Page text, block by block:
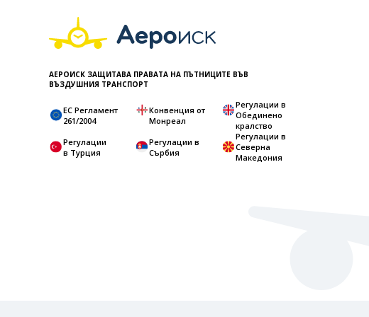
АЕРОИСК ЗАЩИТАВА ПРАВАТА НА ПЪТНИЦИТЕ ВЪВ
ВЪЗДУШНИЯ ТРАНСПОРТ
ЕС Регламент
261/2004
Конвенция от
Монреал
Регулации в
Обединено
кралство
Регулации
в Турция
Регулации в
Сърбия
Регулации в
Северна
Македония